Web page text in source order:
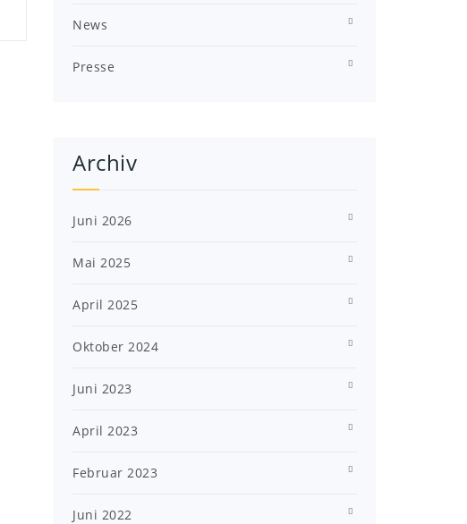
News
Presse
Archiv
Juni 2026
Mai 2025
April 2025
Oktober 2024
Juni 2023
April 2023
Februar 2023
Juni 2022